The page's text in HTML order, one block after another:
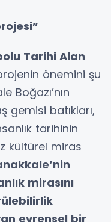
Tarihi Alan
önemini şu
Boğazı’nın
gemisi batıkları,
tarihinin
kültürel miras
mirasını
evrensel bir